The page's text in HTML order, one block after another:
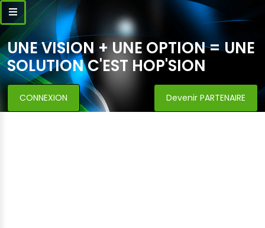
UNE VISION + UNE OPTION = UNE
SOLUTION C'EST HOP'SION
CONNEXION Devenir PARTENAIRE